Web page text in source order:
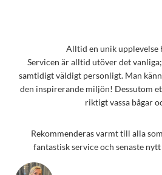
Alltid en unik upplevelse
Servicen är alltid utöver det
samtidigt väldigt personligt. Man
den inspirerande miljön! Dessutom
riktigt vassa bågar
Rekommenderas varmt till alla
fantastisk service och senaste